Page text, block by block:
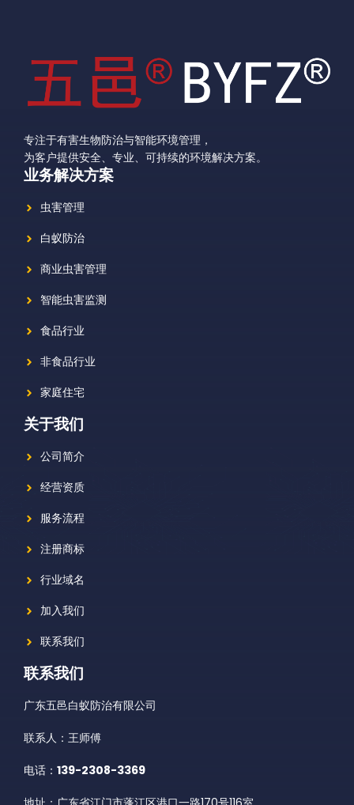
专注于有害生物防治与智能环境管理，
为客户提供安全、专业、可持续的环境解决方案。
业务解决方案
虫害管理
白蚁防治
商业虫害管理
智能虫害监测
食品行业
非食品行业
家庭住宅
关于我们
公司简介
经营资质
服务流程
注册商标
行业域名
加入我们
联系我们
联系我们
广东五邑白蚁防治有限公司
联系人：王师傅
电话： 139-2308-3369